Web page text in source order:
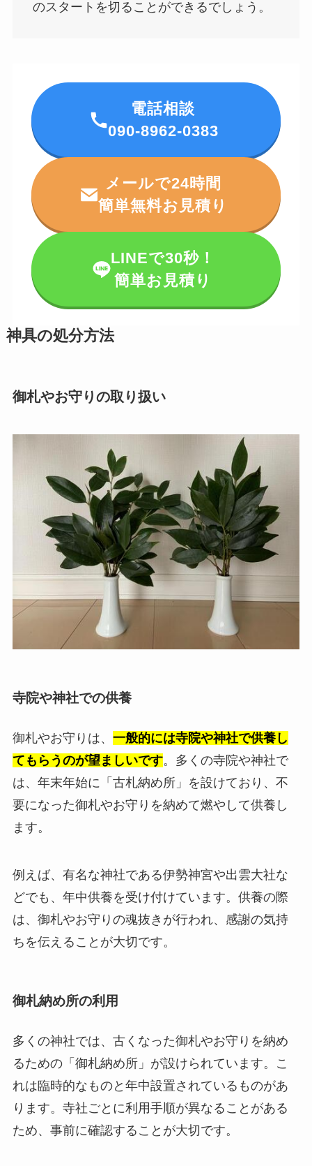
のスタートを切ることができるでしょう。
電話相談
090-8962-0383
メールで24時間
簡単無料お見積り
LINEで30秒！
簡単お見積り
神具の処分方法
御札やお守りの取り扱い
寺院や神社での供養
御札やお守りは、 一般的には寺院や神社で供養し
てもらうのが望ましいです。多くの寺院や神社で
は、年末年始に「古札納め所」を設けており、不
要になった御札やお守りを納めて燃やして供養し
ます。
例えば、有名な神社である伊勢神宮や出雲大社な
どでも、年中供養を受け付けています。供養の際
は、御札やお守りの魂抜きが行われ、感謝の気持
ちを伝えることが大切です。
御札納め所の利用
多くの神社では、古くなった御札やお守りを納め
るための「御札納め所」が設けられています。こ
れは臨時的なものと年中設置されているものがあ
ります。寺社ごとに利用手順が異なることがある
ため、事前に確認することが大切です。